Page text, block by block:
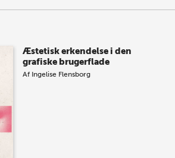
Æstetisk erkendelse i den
grafiske brugerflade
Af Ingelise Flensborg